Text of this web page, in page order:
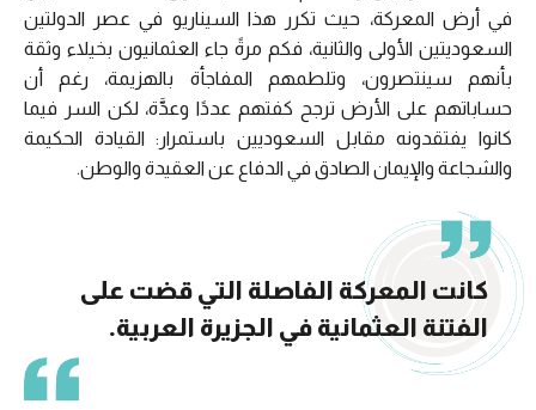
في أرض المعركة، حيث تكرر هذا السيناريو في عصر الدولتين
السعوديتين الأولى والثانية، فكم مرةً جاء العثمانيون بخيلاء وثقة
بأنهم سينتصرون، وتلطمهم المفاجأة بالهزيمة، رغم أن
حساباتهم على الأرض ترجح كفتهم عددًا وعدَّة، لكن السر فيما
كانوا يفتقدونه مقابل السعوديين باستمرار: القيادة الحكيمة
والشجاعة والإيمان الصادق في الدفاع عن العقيدة والوطن.
كانت المعركة الفاصلة التي قضت على
الفتنة العثمانية في الجزيرة العربية.